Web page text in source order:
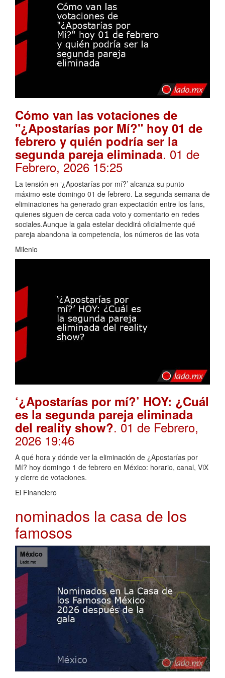
Cómo van las votaciones de
"¿Apostarías por Mí?" hoy 01 de
febrero y quién podría ser la
segunda pareja eliminada. 01 de
Febrero, 2026 15:25
La tensión en ‘¿Apostarías por mí?’ alcanza su punto
máximo este domingo 01 de febrero. La segunda semana de
eliminaciones ha generado gran expectación entre los fans,
quienes siguen de cerca cada voto y comentario en redes
sociales.Aunque la gala estelar decidirá oficialmente qué
pareja abandona la competencia, los números de las vota
Milenio
‘¿Apostarías por mí?’ HOY: ¿Cuál
es la segunda pareja eliminada
del reality show?. 01 de Febrero,
2026 19:46
A qué hora y dónde ver la eliminación de ¿Apostarías por
Mí? hoy domingo 1 de febrero en México: horario, canal, ViX
y cierre de votaciones.
El Financiero
nominados la casa de los
famosos